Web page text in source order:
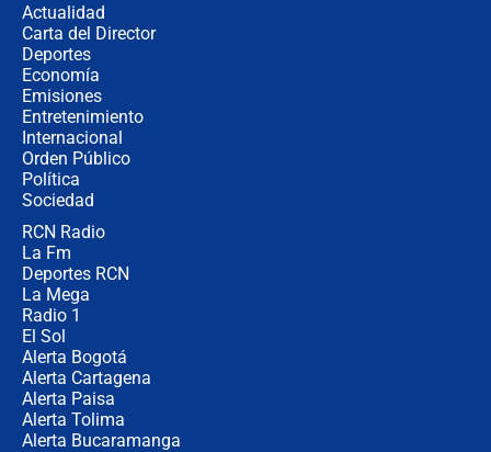
Actualidad
Carta del Director
Deportes
Economía
Emisiones
Entretenimiento
Internacional
Orden Público
Política
Sociedad
RCN Radio
La Fm
Deportes RCN
La Mega
Radio 1
El Sol
Alerta Bogotá
Alerta Cartagena
Alerta Paisa
Alerta Tolima
Alerta Bucaramanga